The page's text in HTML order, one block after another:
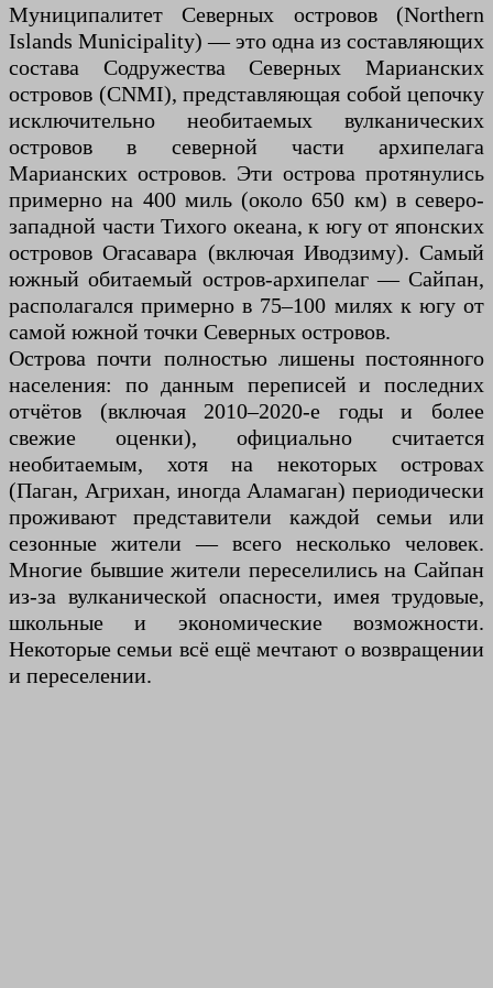
Муниципалитет Северных островов (Northern
Islands Municipality) — это одна из составляющих
состава Содружества Северных Марианских
островов (CNMI), представляющая собой цепочку
исключительно необитаемых вулканических
островов в северной части архипелага
Марианских островов. Эти острова протянулись
примерно на 400 миль (около 650 км) в северо-
западной части Тихого океана, к югу от японских
островов Огасавара (включая Иводзиму). Самый
южный обитаемый остров-архипелаг — Сайпан,
располагался примерно в 75–100 милях к югу от
самой южной точки Северных островов.
Острова почти полностью лишены постоянного
населения: по данным переписей и последних
отчётов (включая 2010–2020-е годы и более
свежие оценки), официально считается
необитаемым, хотя на некоторых островах
(Паган, Агрихан, иногда Аламаган) периодически
проживают представители каждой семьи или
сезонные жители — всего несколько человек.
Многие бывшие жители переселились на Сайпан
из-за вулканической опасности, имея трудовые,
школьные и экономические возможности.
Некоторые семьи всё ещё мечтают о возвращении
и переселении.